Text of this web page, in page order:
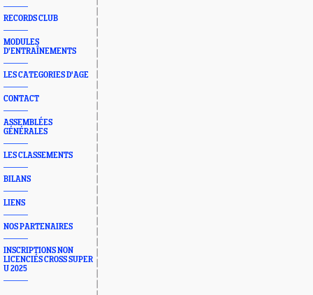
RECORDS CLUB
MODULES
D'ENTRAÎNEMENTS
LES CATEGORIES D'AGE
CONTACT
ASSEMBLÉES
GÉNÉRALES
LES CLASSEMENTS
BILANS
LIENS
NOS PARTENAIRES
INSCRIPTIONS NON
LICENCIÉS CROSS SUPER
U 2025